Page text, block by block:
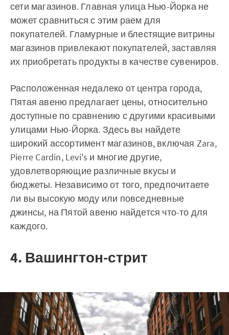
сети магазинов. Главная улица Нью-Йорка не
может сравниться с этим раем для
покупателей. Гламурные и блестящие витрины
магазинов привлекают покупателей, заставляя
их приобретать продукты в качестве сувениров.
Расположенная недалеко от центра города,
Пятая авеню предлагает цены, относительно
доступные по сравнению с другими красивыми
улицами Нью-Йорка. Здесь вы найдете
широкий ассортимент магазинов, включая Zara,
Pierre Cardin, Levi's и многие другие,
удовлетворяющие различные вкусы и
бюджеты. Независимо от того, предпочитаете
ли вы высокую моду или повседневные
джинсы, на Пятой авеню найдется что-то для
каждого.
4. Вашингтон-стрит